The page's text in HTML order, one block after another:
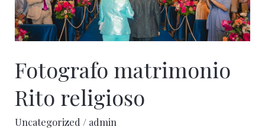
Fotografo matrimonio
Rito religioso
Uncategorized / admin